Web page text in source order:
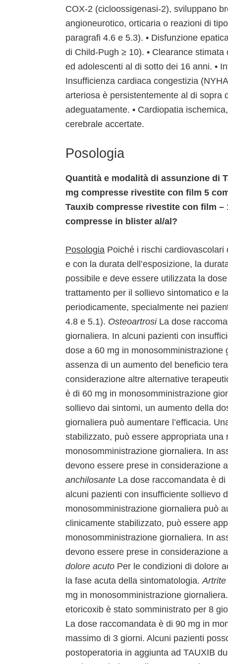
COX-2 (cicloossigenasi-2), sviluppano
angioneurotico, orticaria o reazioni di
paragrafi 4.6 e 5.3). • Disfunzione
di Child-Pugh ≥ 10). • Clearance
ed adolescenti al di sotto dei 16 anni. •
Insufficienza cardiaca congestizia
arteriosa è persistentemente al di sopra
adeguatamente. • Cardiopatia
cerebrale accertate.
Posologia
Quantità e modalità di assunzione di
mg compresse rivestite con film 5
Tauxib compresse rivestite con film
compresse in blister al/al?
Posologia Poiché i rischi cardiovascolari
e con la durata dell’esposizione, la
possibile e deve essere utilizzata la
trattamento per il sollievo sintomatico e
periodicamente, specialmente nei
4.8 e 5.1). OsteoartrosiLa dose
giornaliera. In alcuni pazienti con
dose a 60 mg in monosomministrazione
assenza di un aumento del beneficio
considerazione altre alternative
è di 60 mg in monosomministrazione
sollievo dai sintomi, un aumento della
giornaliera può aumentare l’efficacia.
stabilizzato, può essere appropriata una
monosomministrazione giornaliera. In
devono essere prese in considerazione
anchilosante La dose raccomandata è
alcuni pazienti con insufficiente sollievo
monosomministrazione giornaliera può
clinicamente stabilizzato, può essere
monosomministrazione giornaliera. In
devono essere prese in considerazione
dolore acuto Per le condizioni di dolore
la fase acuta della sintomatologia. Artrite
mg in monosomministrazione
etoricoxib è stato somministrato per 8
La dose raccomandata è di 90 mg in
massimo di 3 giorni. Alcuni pazienti
postoperatoria in aggiunta ad TAUXIB